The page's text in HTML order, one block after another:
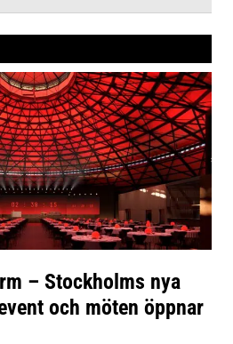
– Stockholms nya
och möten öppnar